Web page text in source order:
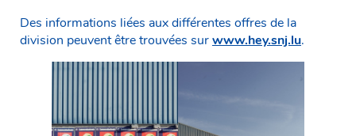
Des informations liées aux différentes offres de la
division peuvent être trouvées surwww.hey.snj.lu.